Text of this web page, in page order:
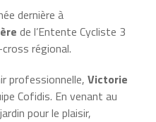
dernière à
de l’Entente Cycliste 3
régional.
professionnelle, Victorie
Cofidis. En venant au
pour le plaisir,